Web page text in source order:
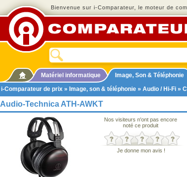
Bienvenue sur i-Comparateur, le moteur de
Matériel informatique Image, Son & Téléphonie
i-Comparateur de prix » Image, son & téléphonie » Audio / Hi-Fi »
Audio-Technica ATH-AWKT
Nos visiteurs n'ont pas encore
noté ce produit
Je donne mon avis !